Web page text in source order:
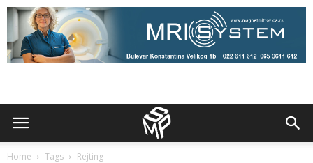
Home Tags Rejting